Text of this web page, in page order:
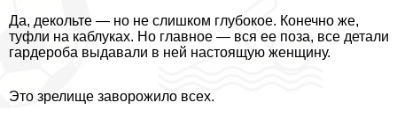
Да, декольте — но не слишком глубокое. Конечно же,
туфли на каблуках. Но главное — вся ее поза, все детали
гардероба выдавали в ней настоящую женщину.
Это зрелище заворожило всех.